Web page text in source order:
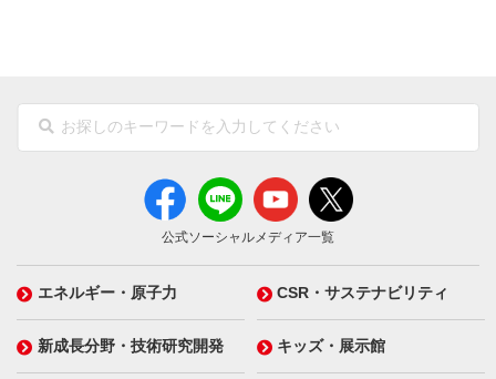
公式ソーシャルメディア一覧
エネルギー・原子力 CSR・サステナビリティ
新成長分野・技術研究開発 キッズ・展示館